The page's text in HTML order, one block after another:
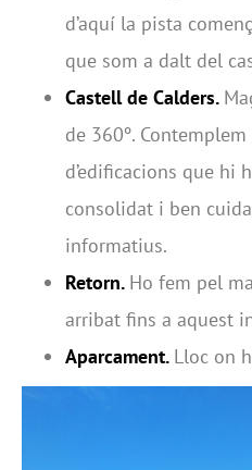
d’aquí la pista
que som a dalt del
Castell de Calders.
de 360º.
d’edificacions que hi
consolidat i ben
informatius.
Retorn. Ho fem pel
arribat fins a aquest
Aparcament. Lloc on